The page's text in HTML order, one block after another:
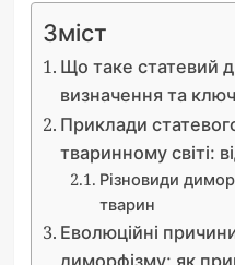
Зміст
Що таке статевий
визначення та
Приклади
тваринному світі:
Різновиди
тварин
Еволюційні